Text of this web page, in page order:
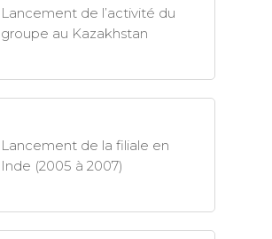
Lancement de l’activité du
groupe au Kazakhstan
Lancement de la filiale en
Inde (2005 à 2007)